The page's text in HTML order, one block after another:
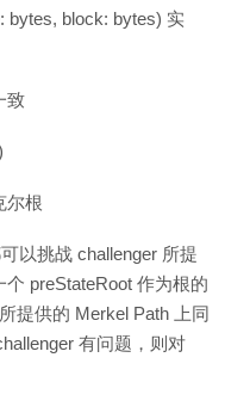
bytes, block: bytes) 实
致
尔根
以挑战 challenger 所提
preStateRoot 作为根的
提供的 Merkel Path 上同
有问题，则对